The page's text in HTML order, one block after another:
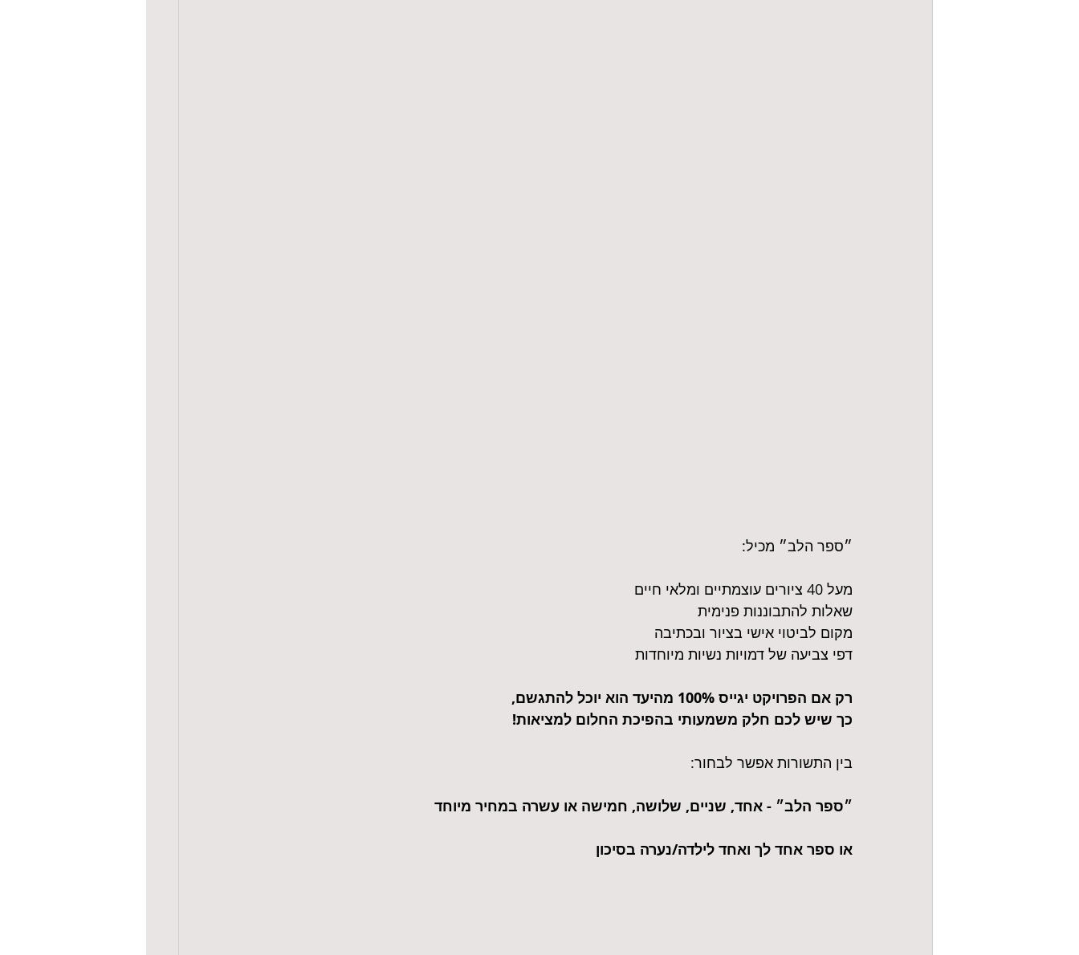
״ספר הלב״ מכיל:
מעל 40 ציורים עוצמתיים ומלאי חיים
שאלות להתבוננות פנימית
מקום לביטוי אישי בציור ובכתיבה
דפי צביעה של דמויות נשיות מיוחדות
רק אם הפרויקט יגייס 100% מהיעד הוא יוכל להתגשם,
כך שיש לכם חלק משמעותי בהפיכת החלום למציאות!
בין התשורות אפשר לבחור:
״ספר הלב״ - אחד, שניים, שלושה, חמישה או עשרה במחיר מיוחד
או ספר אחד לך ואחד לילדה/נערה בסיכון